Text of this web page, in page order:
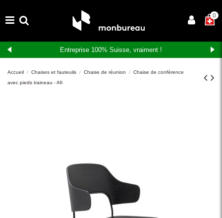
×0
Entreprise 100% Suisse, vraiment !
Accueil Chaises et fauteuils Chaise de réunion
Chaise de conférence
avec pieds traineau - Afi